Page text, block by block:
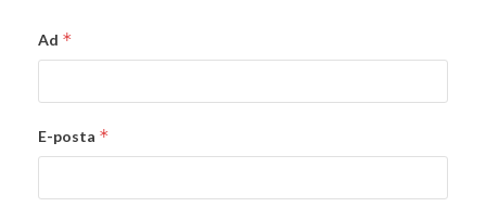
Ad *
E-posta *